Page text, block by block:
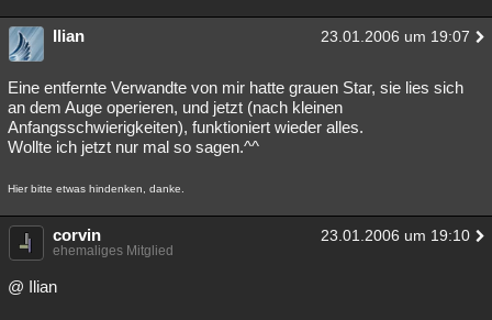
Ilian 23.01.2006 um 19:07
Eine entfernte Verwandte von mir hatte grauen Star, sie lies sich
an dem Auge operieren, und jetzt (nach kleinen
Anfangsschwierigkeiten), funktioniert wieder alles.
Wollte ich jetzt nur mal so sagen.^^
Hier bitte etwas hindenken, danke.
corvin 23.01.2006 um 19:10
ehemaliges Mitglied
@ Ilian